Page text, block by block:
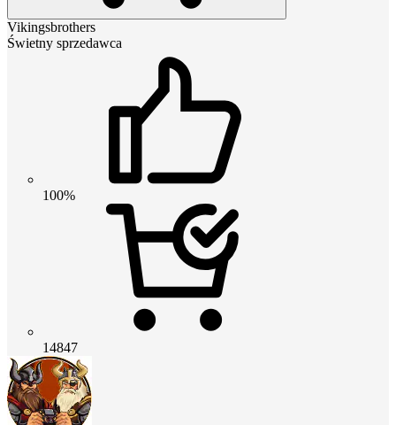
Vikingsbrothers
Świetny sprzedawca
100%
14847